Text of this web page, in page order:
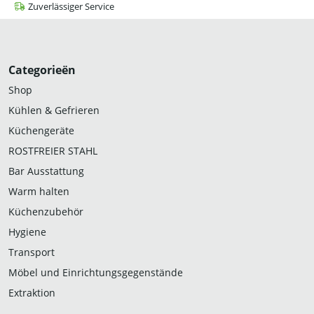
Zuverlässiger Service
Categorieën
Shop
Kühlen & Gefrieren
Küchengeräte
ROSTFREIER STAHL
Bar Ausstattung
Warm halten
Küchenzubehör
Hygiene
Transport
Möbel und Einrichtungsgegenstände
Extraktion